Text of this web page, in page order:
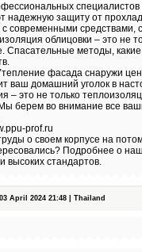
надежную защиту от
современными
облицовки – это не
Спасательные методы,
фасада снаружи
ваш домашний уголок в
– это не только
берем во внимание все
prof.ru
о своем корпусе на
Подробнее о
высоких стандартов.
April 2024 21:48 | Thailand